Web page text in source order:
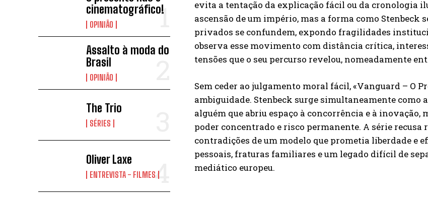
cinematográfico!
OPINIÃO
Assalto à moda do
Brasil
OPINIÃO
The Trio
SÉRIES
Oliver Laxe
ENTREVISTA - FILMES
evita a tentação da explicação fácil ou da cronologia
ascensão de um império, mas a forma como
privados se confundem, expondo fragilidades
observa esse movimento com distância crítica,
tensões que o seu percurso revelou, nomeadamente
Sem ceder ao julgamento moral fácil, «Vanguard – O
ambiguidade. Stenbeck surge simultaneamente como
alguém que abriu espaço à concorrência e à inovação,
poder concentrado e risco permanente. A série recusa
contradições de um modelo que prometia liberdade e
pessoais, fraturas familiares e um legado difícil de
mediático europeu.